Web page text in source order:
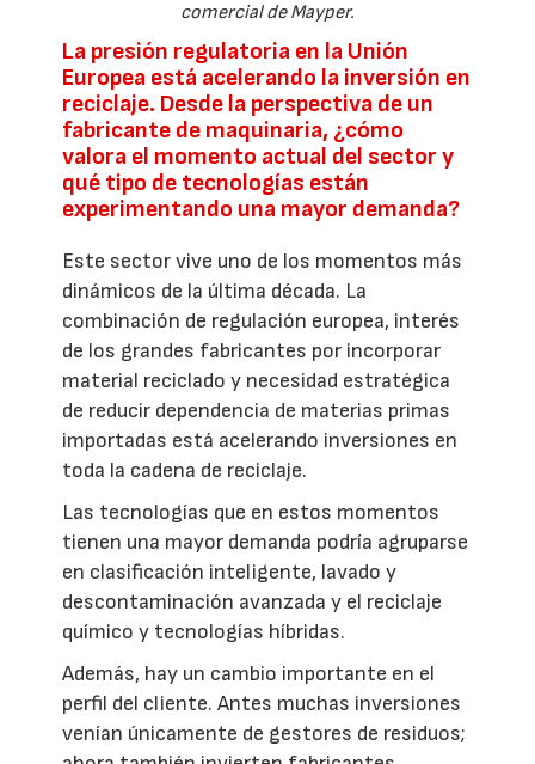
comercial de Mayper.
La presión regulatoria en la Unión
Europea está acelerando la inversión en
reciclaje. Desde la perspectiva de un
fabricante de maquinaria, ¿cómo
valora el momento actual del sector y
qué tipo de tecnologías están
experimentando una mayor demanda?
Este sector vive uno de los momentos más
dinámicos de la última década. La
combinación de regulación europea, interés
de los grandes fabricantes por incorporar
material reciclado y necesidad estratégica
de reducir dependencia de materias primas
importadas está acelerando inversiones en
toda la cadena de reciclaje.
Las tecnologías que en estos momentos
tienen una mayor demanda podría agruparse
en clasificación inteligente, lavado y
descontaminación avanzada y el reciclaje
químico y tecnologías híbridas.
Además, hay un cambio importante en el
perfil del cliente. Antes muchas inversiones
venían únicamente de gestores de residuos;